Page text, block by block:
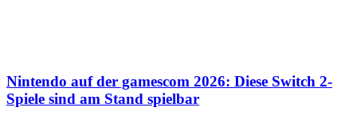
Nintendo auf der gamescom 2026: Diese Switch 2-
Spiele sind am Stand spielbar